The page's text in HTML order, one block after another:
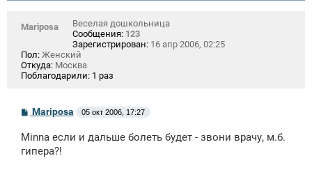
Mariposa
Веселая дошкольница
Сообщения: 123
Зарегистрирован: 16 апр 2006, 02:25
Пол: Женский
Откуда: Москва
Поблагодарили: 1 раз
С
б
щ
Mariposa 05 окт 2006, 17:27
Minna если и дальше болеть будет - звони врачу, м.б.
гипера?!